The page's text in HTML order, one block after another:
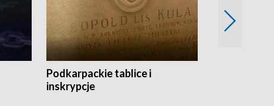
Podkarpackie tablice i
inskrypcje